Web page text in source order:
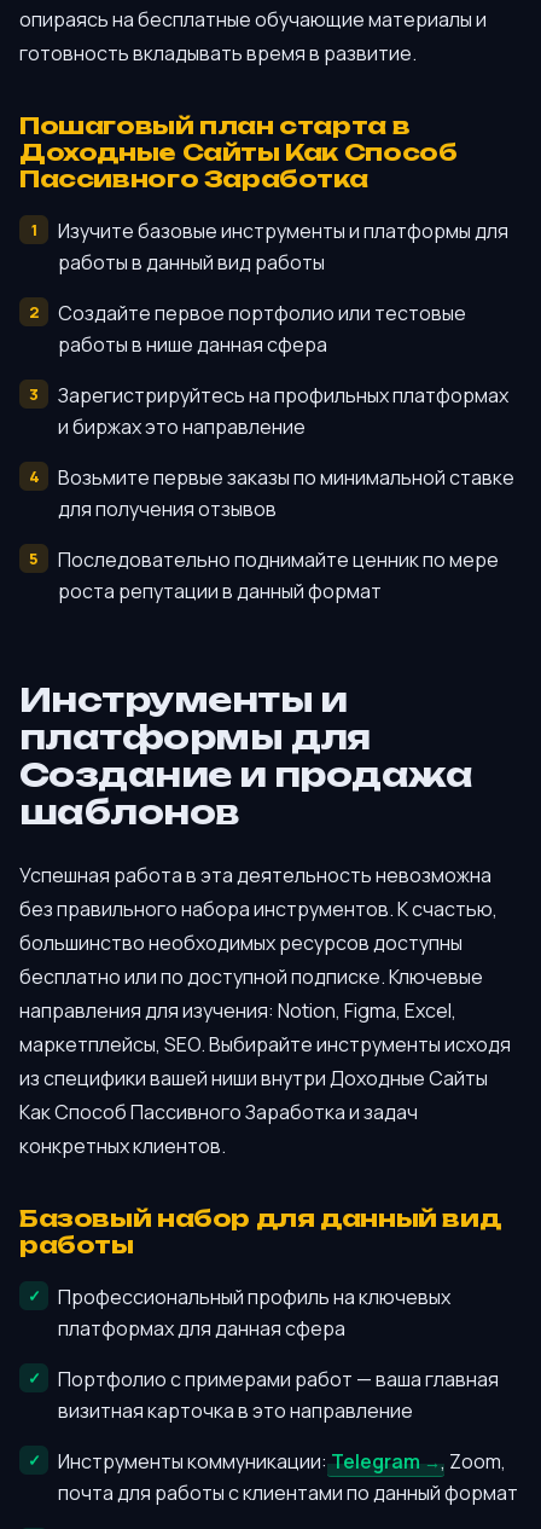
опираясь на бесплатные обучающие материалы и
готовность вкладывать время в развитие.
Пошаговый план старта в
Доходные Сайты Как Способ
Пассивного Заработка
Изучите базовые инструменты и платформы для
работы в данный вид работы
Создайте первое портфолио или тестовые
работы в нише данная сфера
Зарегистрируйтесь на профильных платформах
и биржах это направление
Возьмите первые заказы по минимальной ставке
для получения отзывов
Последовательно поднимайте ценник по мере
роста репутации в данный формат
Инструменты и
платформы для
Создание и продажа
шаблонов
Успешная работа в эта деятельность невозможна
без правильного набора инструментов. К счастью,
большинство необходимых ресурсов доступны
бесплатно или по доступной подписке. Ключевые
направления для изучения: Notion, Figma, Excel,
маркетплейсы, SEO. Выбирайте инструменты исходя
из специфики вашей ниши внутри Доходные Сайты
Как Способ Пассивного Заработка и задач
конкретных клиентов.
Базовый набор для данный вид
работы
Профессиональный профиль на ключевых
платформах для данная сфера
Портфолио с примерами работ — ваша главная
визитная карточка в это направление
Инструменты коммуникации:Telegram
, Zoom,
почта для работы с клиентами по данный формат